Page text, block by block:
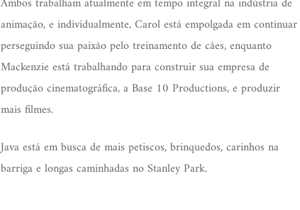
animação, e individualmente, Carol está empolgada em continuar
perseguindo sua paixão pelo treinamento de cães, enquanto
Mackenzie está trabalhando para construir sua empresa de
produção cinematográfica, a Base 10 Productions, e produzir
mais filmes.
Java está em busca de mais petiscos, brinquedos, carinhos na
barriga e longas caminhadas no Stanley Park.